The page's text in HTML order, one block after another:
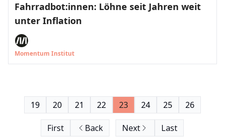
Fahrradbot:innen: Löhne seit Jahren weit
unter Inflation
Momentum Institut
First Back
19 20 21 22 23 24 25 26
Next Last